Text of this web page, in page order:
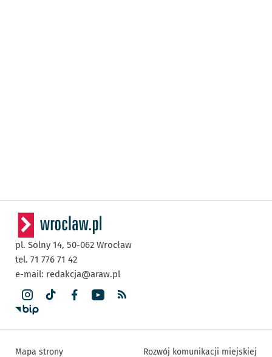
pl. Solny 14, 50-062 Wrocław
tel. 71 776 71 42
e-mail: redakcja@araw.pl
Mapa strony Rozwój komunikacji miejskiej